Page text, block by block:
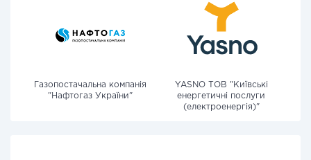
Газопостачальна компанія
"Нафтогаз України"
YASNO ТОВ "Київські
енергетичні послуги
(електроенергія)"